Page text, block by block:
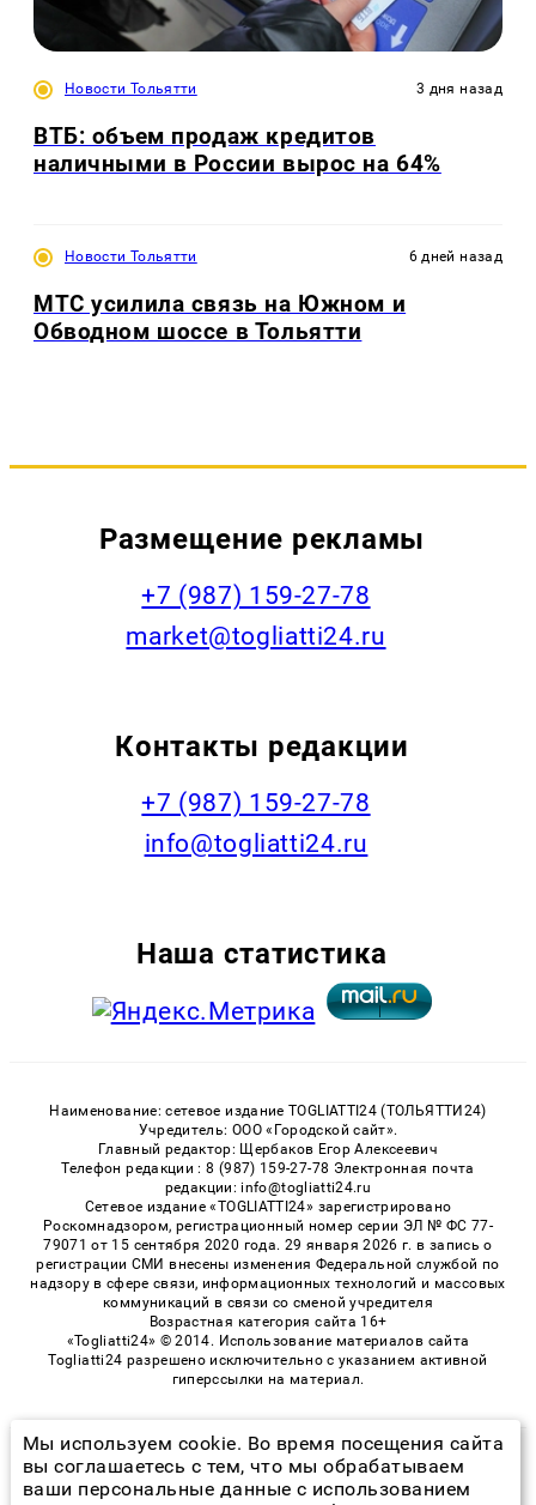
Новости Тольятти 3 дня назад
ВТБ: объем продаж кредитов
наличными в России вырос на 64%
Новости Тольятти 6 дней назад
МТС усилила связь на Южном и
Обводном шоссе в Тольятти
Размещение рекламы
+7 (987) 159-27-78
market@togliatti24.ru
Контакты редакции
+7 (987) 159-27-78
info@togliatti24.ru
Наша статистика
Наименование: сетевое издание TOGLIATTI24 (ТОЛЬЯТТИ24)
Учредитель: ООО «Городской сайт».
Главный редактор: Щербаков Егор Алексеевич
Телефон редакции : 8 (987) 159-27-78 Электронная почта
редакции: info@togliatti24.ru
Сетевое издание «TOGLIATTI24» зарегистрировано
Роскомнадзором, регистрационный номер серии ЭЛ № ФС 77-
79071 от 15 сентября 2020 года. 29 января 2026 г. в запись о
регистрации СМИ внесены изменения Федеральной службой по
надзору в сфере связи, информационных технологий и массовых
коммуникаций в связи со сменой учредителя
Возрастная категория сайта 16+
«Togliatti24» © 2014. Использование материалов сайта
Togliatti24 разрешено исключительно с указанием активной
гиперссылки на материал.
© 2026 «Togliatti24» | Все права защищены
Возрастная категория сайта 16+
Мы используем cookie. Во время посещения сайта
вы соглашаетесь с тем, что мы обрабатываем
ваши персональные данные с использованием